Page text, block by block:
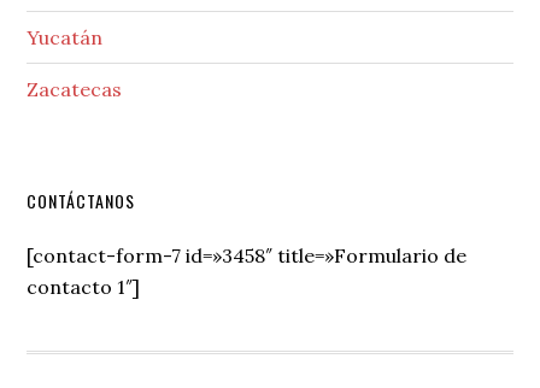
Yucatán
Zacatecas
Secondary
Sidebar
CONTÁCTANOS
[contact-form-7 id=»3458″ title=»Formulario de
contacto 1″]